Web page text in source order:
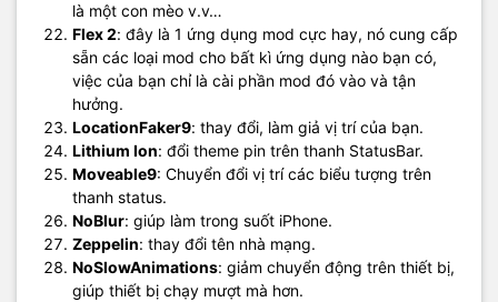
là một con mèo v.v…
Flex 2: đây là 1 ứng dụng mod cực hay, nó cung cấp
sẵn các loại mod cho bất kì ứng dụng nào bạn có,
việc của bạn chỉ là cài phần mod đó vào và tận
hưởng.
LocationFaker9: thay đổi, làm giả vị trí của bạn.
Lithium Ion: đổi theme pin trên thanh StatusBar.
Moveable9: Chuyển đổi vị trí các biểu tượng trên
thanh status.
NoBlur: giúp làm trong suốt iPhone.
Zeppelin: thay đổi tên nhà mạng.
NoSlowAnimations: giảm chuyển động trên thiết bị,
giúp thiết bị chạy mượt mà hơn.